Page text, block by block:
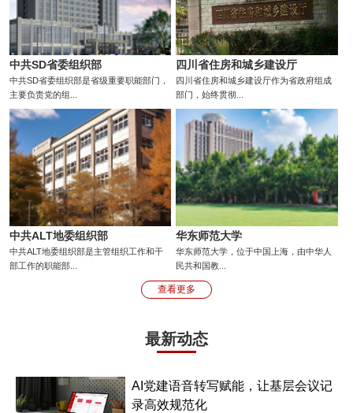
中共SD省委组织部
中共SD省委组织部是省级重要职能部门，
主要负责党的组...
四川省住房和城乡建设厅
四川省住房和城乡建设厅作为省政府组成
部门，始终贯彻...
中共ALT地委组织部
中共ALT地委组织部是主管组织工作和干
部工作的职能部...
华东师范大学
华东师范大学，位于中国上海，由中华人
民共和国教...
查看更多
最新动态
AI党建语音转写赋能，让基层会议记
录高效规范化